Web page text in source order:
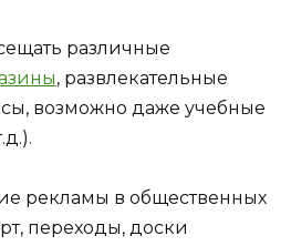
различные
, развлекательные
возможно даже учебные
рекламы в общественных
переходы, доски